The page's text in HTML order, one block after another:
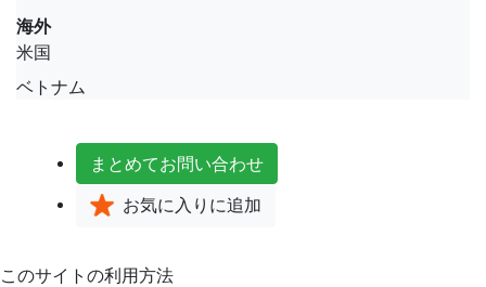
海外
米国
ベトナム
まとめてお問い合わせ
お気に入り に追加
このサイトの利用方法